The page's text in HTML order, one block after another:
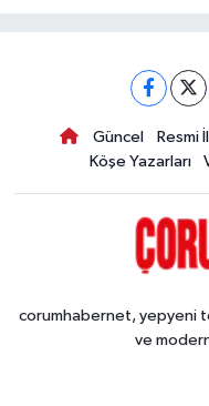
Güncel Resmi
Köşe Yazarları
corumhabernet, yepyeni
ve